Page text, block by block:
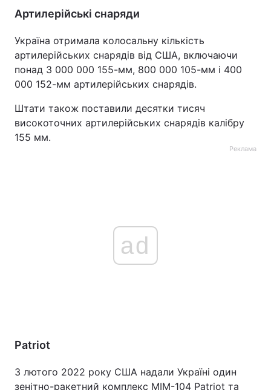
Артилерійські снаряди
Україна отримала колосальну кількість
артилерійських снарядів від США, включаючи
понад 3 000 000 155-мм, 800 000 105-мм і 400
000 152-мм артилерійських снарядів.
Штати також поставили десятки тисяч
високоточних артилерійських снарядів калібру
155 мм.
Реклама
ad
Patriot
З лютого 2022 року США надали Україні один
зенітно-ракетний комплекс MIM-104 Patriot та